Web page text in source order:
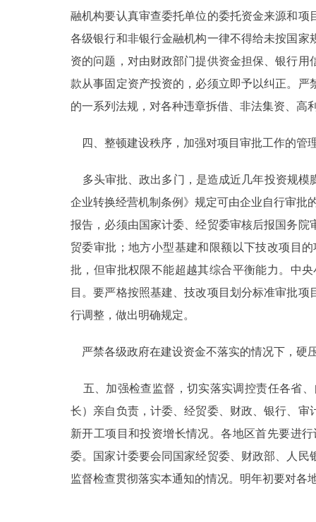
融机构要认真审查委托单位的委托资金来源和
各级银行和非银行金融机构一律不得给未按国
资的问题，对由财政部门提供资金担保、银行
款从事固定资产投资的，必须立即予以纠正。
的一系列法规，对各种违章拆借、非法集资、高
四、整顿建设秩序，加强对项目审批工作的管
多头审批、政出多门，是造成近几年投资规模
企业转换经营机制条例》规定可由企业自行审批
报告，必须由国家计委、经贸委审核后报国务
贸委审批；地方小型基建和限额以下技改项目
批，但审批权限不能超越其综合平衡能力。中
目。要严格按照基建、技改项目划分标准审批
行调整，做出明确规定。
严禁各级政府在建设资金不落实的情况下，硬
五、加强检查监督，切实落实调控责任各省
长）亲自负责，计委、经贸委、财政、银行、
新开工项目和投资增长情况。各地区首先要进
委。国家计委要会同国家经贸委、财政部、人
监督检查贯彻落实本通知的情况。明年初要对各